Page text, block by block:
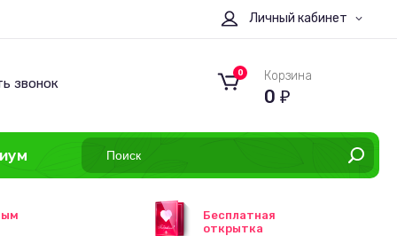
Личный кабинет
звонок
0 Корзина
0 ₽
Бесплатная
открытка